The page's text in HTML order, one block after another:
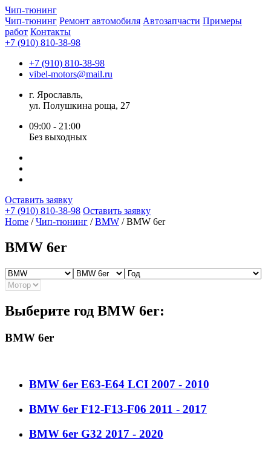
Чип-тюнинг
Чип-тюнинг Ремонт автомобиля Автозапчасти Примеры
работ Контакты
+7 (910) 810-38-98
+7 (910) 810-38-98
vibel-motors@mail.ru
г. Ярославль,
ул. Полушкина роща, 27
09:00 - 21:00
Без выходных
Оставить заявку
+7 (910) 810-38-98 Оставить заявку
Home /Чип-тюнинг /BMW / BMW 6er
BMW 6er
Выберите год BMW 6er:
BMW 6er
BMW 6er E63-E64 LCI 2007 - 2010
BMW 6er F12-F13-F06 2011 - 2017
BMW 6er G32 2017 - 2020